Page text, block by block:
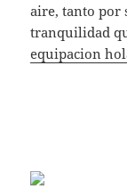
aire, tanto por
tranquilidad
equipacion